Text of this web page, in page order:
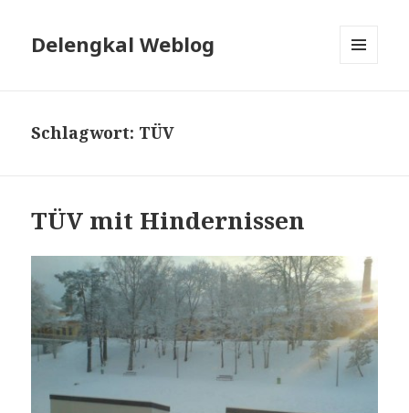
Delengkal Weblog
Schlagwort: TÜV
TÜV mit Hindernissen